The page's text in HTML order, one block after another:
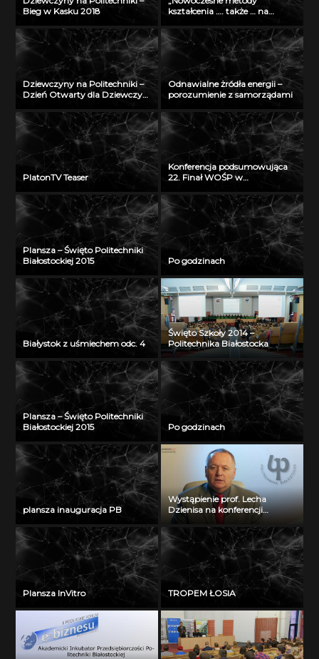
Bieg w Kasku 2018
kształcenia …. także … na
Radiu Akadera – 11 grudzień
2012
Dziewczyny na Politechniki –
Dzień Otwarty dla Dziewczyn
Odnawialne żródła energii –
porozumienie z samorządami
PlatonTV Teaser
Konferencja podsumowująca
22. Finał WOŚP w
Plansza – Święto Politechniki
Białostockiej 2015
Po godzinach
Białystok z uśmiechem odc. 4
Święto Szkoły 2014 –
Politechnika Białostocka
Plansza – Święto Politechniki
Białostockiej 2015
Po godzinach
plansza inauguracja PB
Wystąpienie prof. Lecha
Dzienisa na konferencji
„Integration, partnership and
innovations in civil engineering
and education”
Plansza InVitro TROPEM ŁOSIA